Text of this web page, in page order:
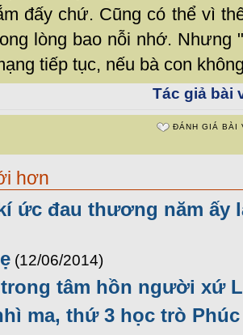
đấy chứ. Cũng có thể vì
lòng bao nỗi nhớ. Nhưng
tiếp tục, nếu bà con
Tác giả bài
ĐÁNH GIÁ BÀI
hơn
ức đau thương năm ấy
(12/06/2014)
tâm hồn người xứ
ma, thứ 3 học trò